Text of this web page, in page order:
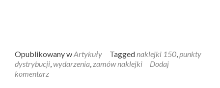
cm
Opublikowany wArtykuły Tagged naklejki 150 punkty
dystrybucji wydarzenia zamów naklejki
Dodaj
komentarz